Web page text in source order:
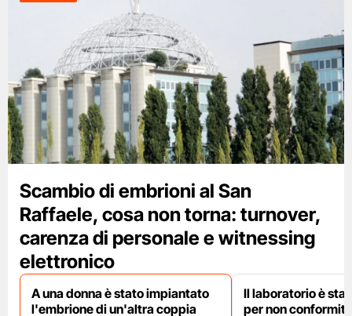
Scambio di embrioni al San
Raffaele, cosa non torna: turnover,
carenza di personale e witnessing
elettronico
A una donna è stato impiantato
l'embrione di un'altra coppia
Il laboratorio è
per non